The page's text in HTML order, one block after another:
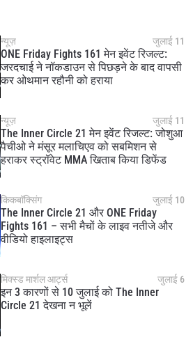
न्यूज़ जुलाई 11
ONE Friday Fights 161 मेन इवेंट रिजल्ट:
जरदचाई ने नॉकडाउन से पिछड़ने के बाद वापसी
कर ओथमान रहौनी को हराया
न्यूज़ जुलाई 11
The Inner Circle 21 मेन इवेंट रिजल्ट: जोशुआ
पैचीओ ने मंसूर मलाचिएव को सबमिशन से
हराकर स्ट्रॉवेट MMA खिताब किया डिफेंड
किकबॉक्सिंग जुलाई 10
The Inner Circle 21 और ONE Friday
Fights 161 – सभी मैचों के लाइव नतीजे और
वीडियो हाइलाइट्स
मिक्स्ड मार्शल आर्ट्स जुलाई 6
इन 3 कारणों से 10 जुलाई को The Inner
Circle 21 देखना न भूलें